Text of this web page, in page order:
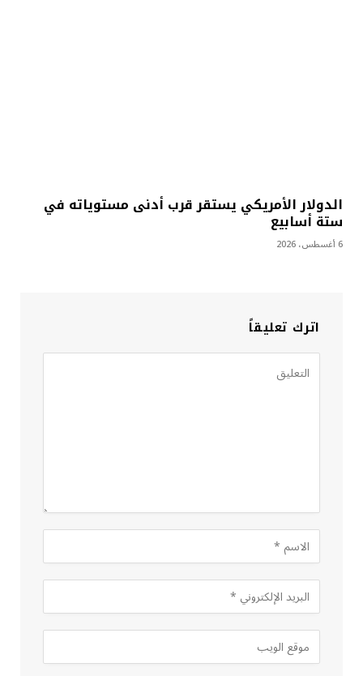
الدولار الأمريكي يستقر قرب أدنى مستوياته في
ستة أسابيع
6 أغسطس، 2026
اترك تعليقاً